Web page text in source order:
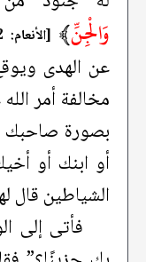
وَالْجِنِّ﴾ [الأنعام: 112]
عن الهدى
مخالفة أمر
بصورة صاحبك
أو ابنك أو
الشياطين قال
فأتى إلى